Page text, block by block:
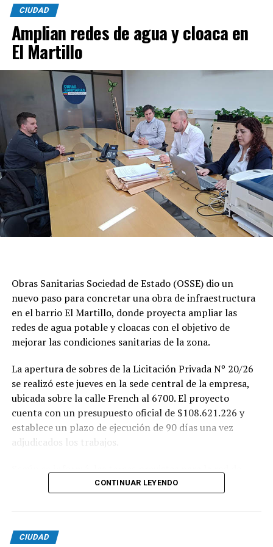
CIUDAD
Amplian redes de agua y cloaca en
El Martillo
Obras Sanitarias Sociedad de Estado (OSSE) dio un
nuevo paso para concretar una obra de infraestructura
en el barrio El Martillo, donde proyecta ampliar las
redes de agua potable y cloacas con el objetivo de
mejorar las condiciones sanitarias de la zona.
La apertura de sobres de la Licitación Privada Nº 20/26
se realizó este jueves en la sede central de la empresa,
ubicada sobre la calle French al 6700. El proyecto
cuenta con un presupuesto oficial de $108.621.226 y
establece un plazo de ejecución de 90 días una vez
adjudicados los trabajos.
agua potable incluyen la colocación de unos 355 metros
ejecución de 29 conexiones domiciliarias. Los trabajos se
desarrollarán en distintos sectores comprendidos por
las calles Pehuajó, Sicilia, Génova y Génova Bis.
CONTINUAR LEYENDO
CIUDAD